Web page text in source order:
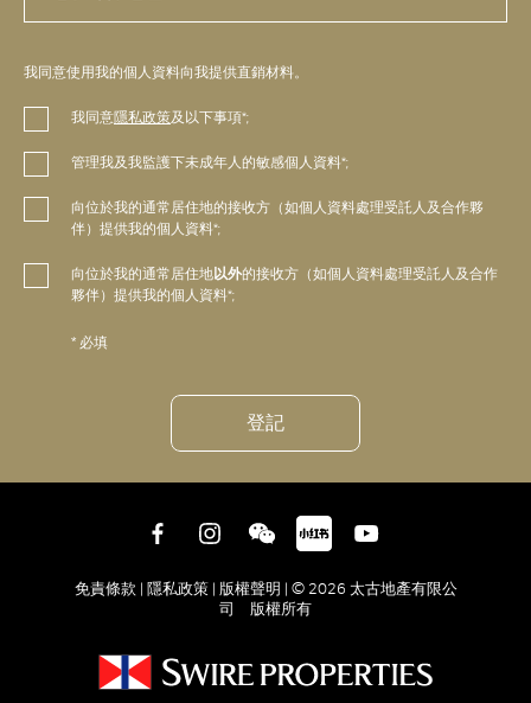
我同意使用我的個人資料向我提供直銷材料。
我同意隱私政策及以下事項*;
管理我及我監護下未成年人的敏感個人資料*;
向位於我的通常居住地的接收方（如個人資料處理受託人及合作夥
伴）提供我的個人資料*;
向位於我的通常居住地以外的接收方（如個人資料處理受託人及合作
夥伴）提供我的個人資料*;
* 必填
登記
免責條款 | 隱私政策 | 版權聲明 | © 2026 太古地產有限公
司 版權所有